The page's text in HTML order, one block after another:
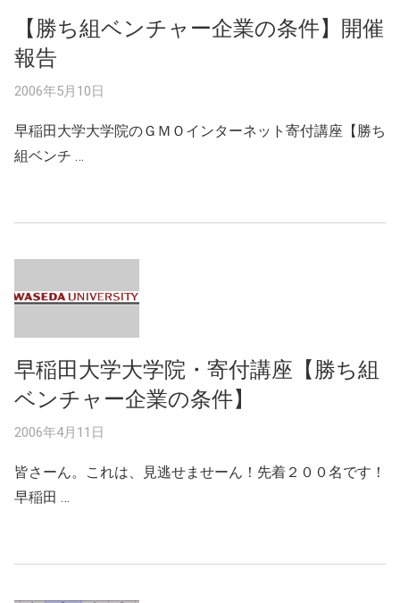
【勝ち組ベンチャー企業の条件】開催
報告
2006年5月10日
早稲田大学大学院のＧＭＯインターネット寄付講座【勝ち
組ベンチ …
早稲田大学大学院・寄付講座【勝ち組
ベンチャー企業の条件】
2006年4月11日
皆さーん。これは、見逃せませーん！先着２００名です！
早稲田 …